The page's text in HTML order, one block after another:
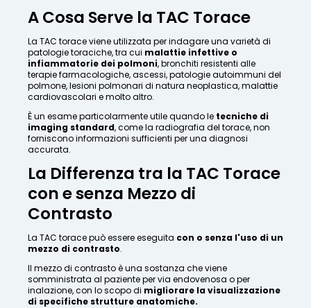
A Cosa Serve la TAC Torace
La TAC torace viene utilizzata per indagare una varietà di
patologie toraciche, tra cui malattie infettive o
infiammatorie dei polmoni, bronchiti resistenti alle
terapie farmacologiche, ascessi, patologie autoimmuni del
polmone, lesioni polmonari di natura neoplastica, malattie
cardiovascolari e molto altro.
È un esame particolarmente utile quando le tecniche di
imaging standard, come la radiografia del torace, non
forniscono informazioni sufficienti per una diagnosi
accurata.
La Differenza tra la TAC Torace
con e senza Mezzo di
Contrasto
La TAC torace può essere eseguita con o senza l'uso di un
mezzo di contrasto.
Il mezzo di contrasto è una sostanza che viene
somministrata al paziente per via endovenosa o per
inalazione, con lo scopo di migliorare la visualizzazione
di specifiche strutture anatomiche.